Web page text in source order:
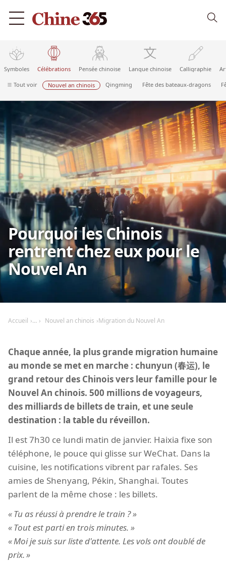
Symboles Célébrations Pensée chinoise Langue chinoise Calligraphie
Tout voir Nouvel an chinois Qingming Fête des bateaux-dragons
Pourquoi les Chinois
rentrent chez eux pour le
Nouvel An
Accueil Nouvel an chinois Migration du Nouvel An
Chaque année, la plus grande migration humaine
au monde se met en marche : chunyun (春运), le
grand retour des Chinois vers leur famille pour le
Nouvel An chinois. 500 millions de voyageurs,
des milliards de billets de train, et une seule
destination : la table du réveillon.
Il est 7h30 ce lundi matin de janvier. Haixia fixe son
téléphone, le pouce qui glisse sur WeChat. Dans la
cuisine, les notifications vibrent par rafales. Ses
amies de Shenyang, Pékin, Shanghai. Toutes
parlent de la même chose : les billets.
Tu as réussi à prendre le train ?
Tout est parti en trois minutes.
Moi je suis sur liste d'attente. Les vols ont doublé de
prix.